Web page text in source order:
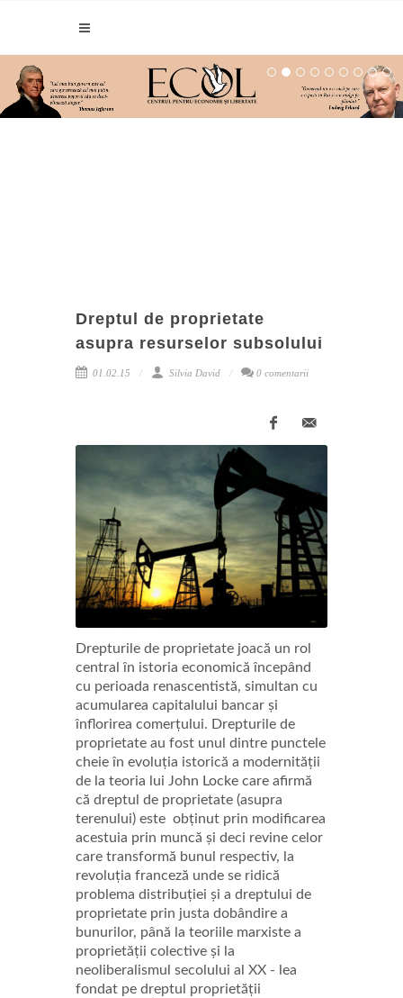
Dreptul de proprietate
asupra resurselor subsolului
01.02.15 Silvia David 0 comentarii
Drepturile de proprietate joacă un rol
central în istoria economică începând
cu perioada renascentistă, simultan cu
acumularea capitalului bancar și
înflorirea comerțului. Drepturile de
proprietate au fost unul dintre punctele
cheie în evoluția istorică a modernității
de la teoria lui John Locke care afirmă
că dreptul de proprietate (asupra
terenului) este obținut prin modificarea
acestuia prin muncă și deci revine celor
care transformă bunul respectiv, la
revoluția franceză unde se ridică
problema distribuției și a dreptului de
proprietate prin justa dobândire a
bunurilor, până la teoriile marxiste a
proprietății colective și la
neoliberalismul secolului al XX - lea
fondat pe dreptul proprietății